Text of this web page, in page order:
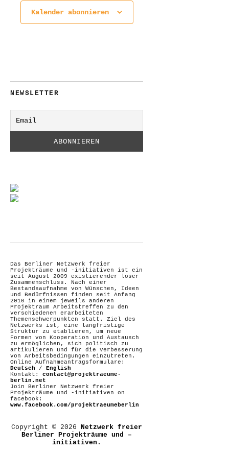
Kalender abonnieren
NEWSLETTER
Das Berliner Netzwerk freier
Projekträume und -initiativen ist ein
seit August 2009 existierender loser
Zusammenschluss. Nach einer
Bestandsaufnahme von Wünschen, Ideen
und Bedürfnissen finden seit Anfang
2010 in einem jeweils anderen
Projektraum Arbeitstreffen zu den
verschiedenen erarbeiteten
Themenschwerpunkten statt. Ziel des
Netzwerks ist, eine langfristige
Struktur zu etablieren, um neue
Formen von Kooperation und Austausch
zu ermöglichen, sich politisch zu
artikulieren und für die Verbesserung
von Arbeitsbedingungen einzutreten.
Online Aufnahmeantragsformulare:
Deutsch / English
Kontakt: contact@projektraeume-
berlin.net
Join Berliner Netzwerk freier
Projekträume und -initiativen on
facebook:
www.facebook.com/projektraeumeberlin
Copyright © 2026
Netzwerk freier
Berliner Projekträume und –
initiativen.